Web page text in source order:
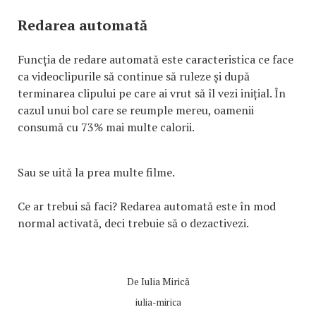
Redarea automată
Funcția de redare automată este caracteristica ce face
ca videoclipurile să continue să ruleze și după
terminarea clipului pe care ai vrut să îl vezi inițial. În
cazul unui bol care se reumple mereu, oamenii
consumă cu 73% mai multe calorii.
Sau se uită la prea multe filme.
Ce ar trebui să faci? Redarea automată este în mod
normal activată, deci trebuie să o dezactivezi.
De Iulia Mirică
iulia-mirica